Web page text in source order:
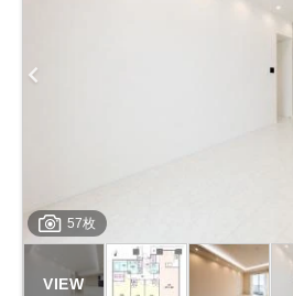
57枚